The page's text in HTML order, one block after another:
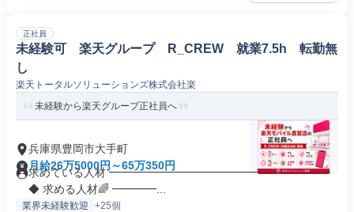
正社員
未経験可 楽天グループ R_CREW 就業7.5h 転勤無
し
楽天トータルソリューションズ株式会社楽
未経験から楽天グループ正社員へ
兵庫県豊岡市大手町
月給26万5000円～65万350円
求めている人材 ━━━━━━━━━━━━━━━━━━━━
◆ 求める人材🌈 ━━━━...
業界未経験歓迎 +25個